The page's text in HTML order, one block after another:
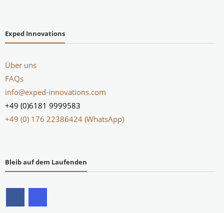
Exped Innovations
Über uns
FAQs
info@exped-innovations.com
+49 (0)6181 9999583
+49 (0) 176 22386424 (WhatsApp)
Bleib auf dem Laufenden